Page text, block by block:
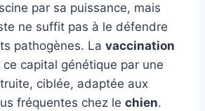
par sa puissance, mais
ne suffit pas à le défendre
pathogènes. La vaccination
capital génétique par une
ciblée, adaptée aux
fréquentes chez le chien.